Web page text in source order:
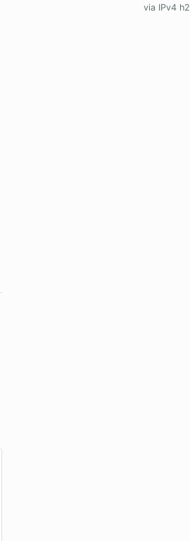
via IPv4 h2